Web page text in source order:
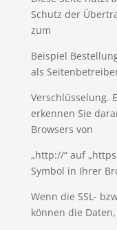
Schutz der
zum
Beispiel
als
Verschlüsselung.
erkennen Sie
Browsers von
„http://“ auf
Symbol in Ihrer
Wenn die SSL-
können die